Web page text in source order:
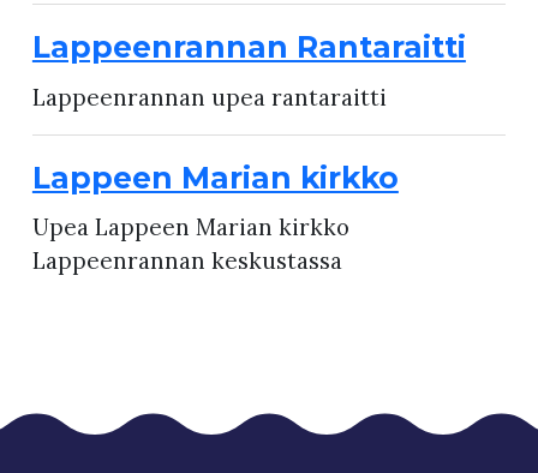
Lappeenrannan Rantaraitti
Lappeenrannan upea rantaraitti
Lappeen Marian kirkko
Upea Lappeen Marian kirkko
Lappeenrannan keskustassa